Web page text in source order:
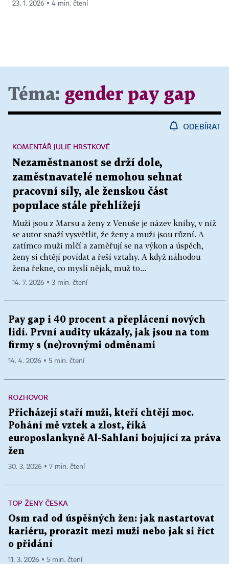
23. 1. 2026 ▪ 4 min. čtení
Téma: gender pay gap
ODEBÍRAT
Nezaměstnanost se drží dole,
zaměstnavatelé nemohou sehnat
pracovní síly, ale ženskou část
populace stále přehlížejí
Muži jsou z Marsu a ženy z Venuše je název knihy, v níž
se autor snaží vysvětlit, že ženy a muži jsou různí. A
zatímco muži mlčí a zaměřují se na výkon a úspěch,
ženy si chtějí povídat a řeší vztahy. A když náhodou
žena řekne, co myslí nějak, muž to...
KOMENTÁŘ JULIE HRSTKOVÉ
14. 7. 2026 ▪ 3 min. čtení
Pay gap i 40 procent a přeplácení nových
lidí. První audity ukázaly, jak jsou na tom
firmy s (ne)rovnými odměnami
14. 4. 2026 ▪ 5 min. čtení
ROZHOVOR
Přicházejí staří muži, kteří chtějí moc.
Pohání mě vztek a zlost, říká
europoslankyně Al-Sahlani bojující za práva
žen
30. 3. 2026 ▪ 7 min. čtení
TOP ŽENY ČESKA
Osm rad od úspěšných žen: jak nastartovat
kariéru, prorazit mezi muži nebo jak si říct
o přidání
11. 3. 2026 ▪ 5 min. čtení